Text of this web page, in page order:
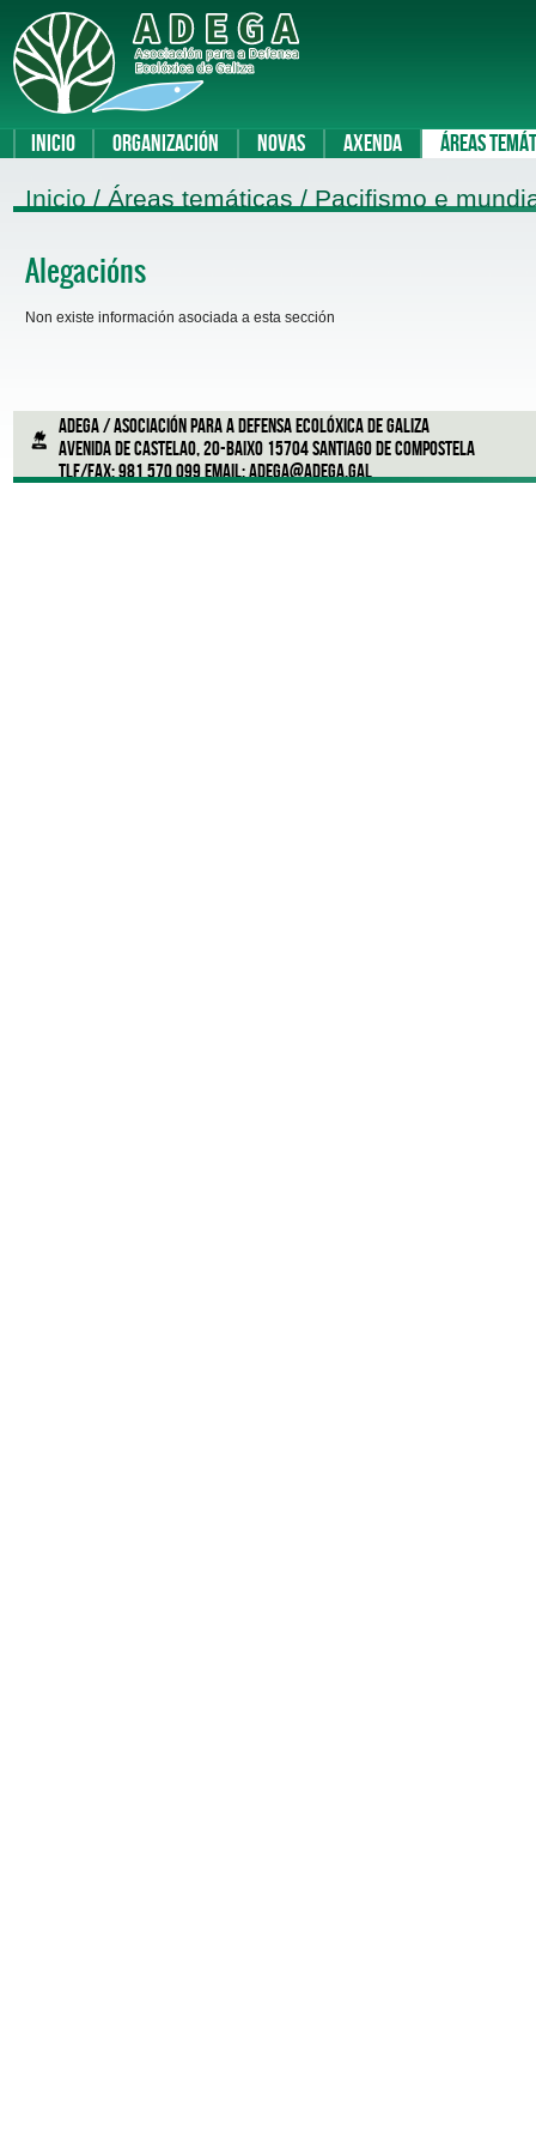
Inicio Organización Novas Axenda Áreas
Inicio / Áreas temáticas / Pacifismo e
Alegacións
Non existe información asociada a esta sección
ADEGA / Asociación para a defensa ecolóxica de Galiza
Avenida de Castelao, 20-Baixo 15704 Santiago de Compostela
Tlf/Fax: 981 570 099 Email:adega@adega.gal